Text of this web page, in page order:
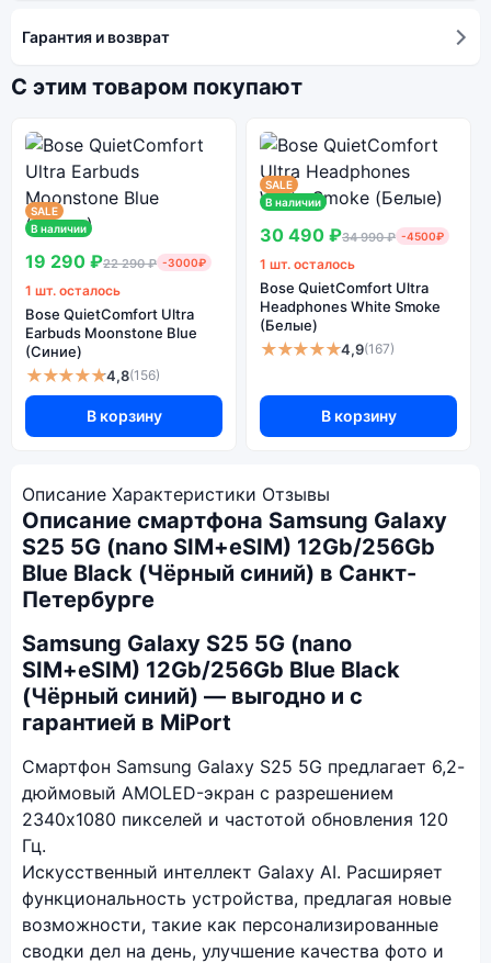
Гарантия и возврат
С этим товаром покупают
SALE
В наличии
19 290 ₽22 290 ₽ -3000₽
1 шт. осталось
Bose QuietComfort Ultra
Earbuds Moonstone Blue
(Синие)
★★★★★4,8(156)
В корзину
SALE
В наличии
30 490 ₽34 990 ₽ -4500₽
1 шт. осталось
Bose QuietComfort Ultra
Headphones White Smoke
(Белые)
★★★★★4,9(167)
В корзину
Описание Характеристики Отзывы
Описание смартфона Samsung Galaxy
S25 5G (nano SIM+eSIM) 12Gb/256Gb
Blue Black (Чёрный синий) в Санкт-
Петербурге
Samsung Galaxy S25 5G (nano
SIM+eSIM) 12Gb/256Gb Blue Black
(Чёрный синий) — выгодно и с
гарантией в MiPort
Смартфон Samsung Galaxy S25 5G предлагает 6,2-
дюймовый AMOLED-экран с разрешением
2340x1080 пикселей и частотой обновления 120
Гц.
Искусственный интеллект Galaxy AI. Расширяет
функциональность устройства, предлагая новые
возможности, такие как персонализированные
сводки дел на день, улучшение качества фото и